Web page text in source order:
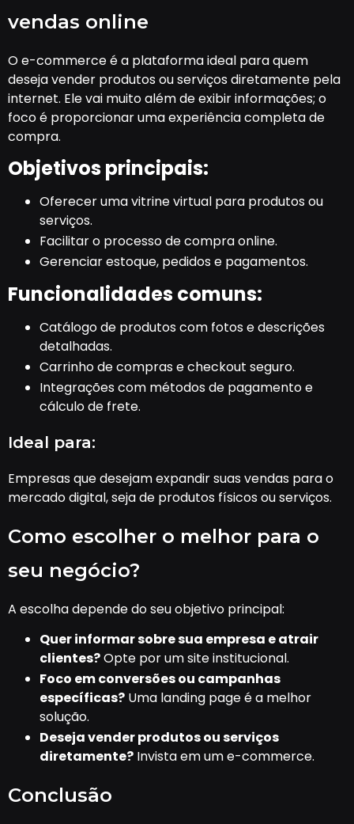
vendas online
O e-commerce é a plataforma ideal para quem
deseja vender produtos ou serviços diretamente pela
internet. Ele vai muito além de exibir informações; o
foco é proporcionar uma experiência completa de
compra.
Objetivos principais:
Oferecer uma vitrine virtual para produtos ou
serviços.
Facilitar o processo de compra online.
Gerenciar estoque, pedidos e pagamentos.
Funcionalidades comuns:
Catálogo de produtos com fotos e descrições
detalhadas.
Carrinho de compras e checkout seguro.
Integrações com métodos de pagamento e
cálculo de frete.
Ideal para:
Empresas que desejam expandir suas vendas para o
mercado digital, seja de produtos físicos ou serviços.
Como escolher o melhor para o
seu negócio?
A escolha depende do seu objetivo principal:
Quer informar sobre sua empresa e atrair
clientes?Opte por um site institucional.
Foco em conversões ou campanhas
específicas? Uma landing page é a melhor
solução.
Deseja vender produtos ou serviços
diretamente? Invista em um e-commerce.
Conclusão